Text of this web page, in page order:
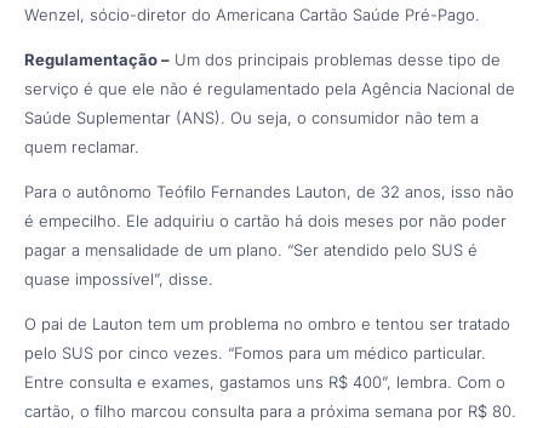
Wenzel, sócio-diretor do Americana Cartão Saúde Pré-Pago.
Regulamentação – Um dos principais problemas desse tipo de
serviço é que ele não é regulamentado pela Agência Nacional de
Saúde Suplementar (ANS). Ou seja, o consumidor não tem a
quem reclamar.
Para o autônomo Teófilo Fernandes Lauton, de 32 anos, isso não
é empecilho. Ele adquiriu o cartão há dois meses por não poder
pagar a mensalidade de um plano. “Ser atendido pelo SUS é
quase impossível”, disse.
O pai de Lauton tem um problema no ombro e tentou ser tratado
pelo SUS por cinco vezes. “Fomos para um médico particular.
Entre consulta e exames, gastamos uns R$ 400”, lembra. Com o
cartão, o filho marcou consulta para a próxima semana por R$ 80.